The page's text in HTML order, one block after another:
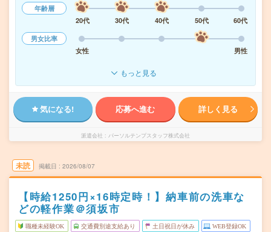
年齢層
20代
30代 40代 50代
60代
男女比率
女性
男性
もっと見る
気になる! 応募へ進む 詳しく見る
派遣会社 パーソルテンプスタッフ株式会社
未読 掲載日 2026/08/07
【時給1250円×16時定時！】納車前の洗車な
どの軽作業＠須坂市
職種未経験OK 交通費別途支給あり 土日祝日が休み WEB登録OK